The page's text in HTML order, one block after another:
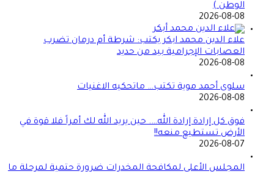
الوطن )
2026-08-08
علاء الدين محمد ابكر يكتب: شرطة أم درمان تضرب
العصابات الإجرامية بيد من حديد
2026-08-08
سلوى أحمد موية تكتب… ماتحكيه الاغنيات
2026-08-08
فوق كل إرادة إرادة الله…. حين يريد الله لك أمراً فلا قوة في
الأرض تستطيع منعه!!
2026-08-07
المجلس الأعلى لمكافحة المخدرات ضرورة حتمية لمرحلة ما